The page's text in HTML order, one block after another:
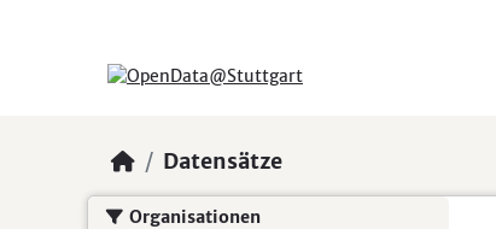
Datensätze
Organisationen